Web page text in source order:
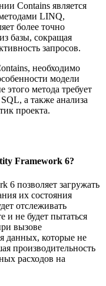
Contains является
LINQ,
более точно
базы, сокращая
запросов.
необходимо
модели
этого метода требует
а также анализа
проекта.
Framework 6?
6 позволяет загружать
их состояния
отслеживать
и не будет пытаться
вызове
данных, которые не
производительность
расходов на